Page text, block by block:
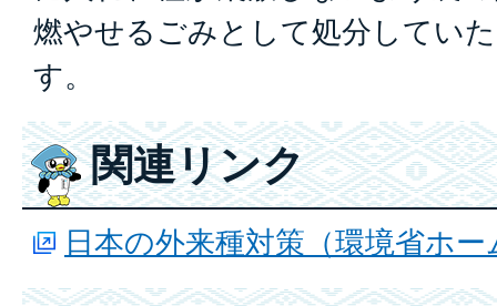
燃やせるごみとして処分してい
す。
関連リンク
日本の外来種対策（環境省ホ